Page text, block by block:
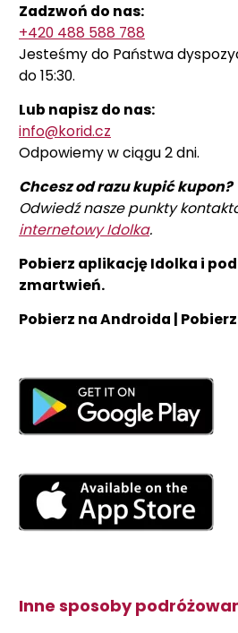
Zadzwoń do nas:
+420 488 588 788
Jesteśmy do Państwa
do 15:30.
Lub napisz do nas:
info@korid.cz
Odpowiemy w ciągu 2 dni.
Chcesz od razu kupić kupon?
Odwiedź nasze punkty
internetowy Idolka.
Pobierz aplikację Idolka i
zmartwień.
Pobierz na Androida | Pobierz
Inne sposoby